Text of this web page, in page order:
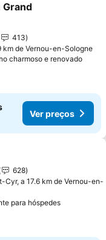
aos favoritos
Grand
413
km de Vernou-en-Sologne
charmoso e renovado
Ver preços
aos favoritos
628
Cyr, a 17.6 km de Vernou-en-
para hóspedes